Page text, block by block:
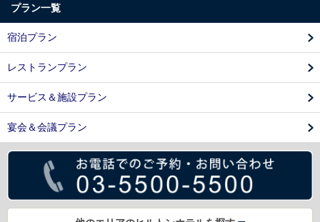
プラン一覧
宿泊プラン
レストランプラン
サービス＆施設プラン
宴会＆会議プラン